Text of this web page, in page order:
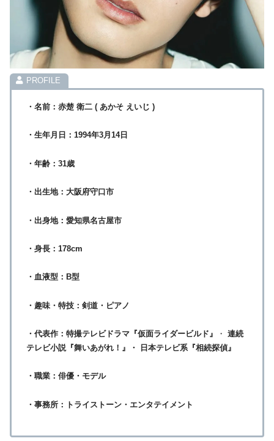
・名前：赤楚 衛二 ( あかそ えいじ )
・生年月日：1994年3月14日
・年齢：31歳
・出生地：大阪府守口市
・出身地：愛知県名古屋市
・身長：178cm
・血液型：B型
・趣味・特技：剣道・ピアノ
・代表作： 特撮テレビドラマ『仮面ライダービルド』 ・ 連続
テレビ小説『舞いあがれ！』・ 日本テレビ系『相続探偵』
・職業：俳優・モデル
・事務所：トライストーン・エンタテイメント